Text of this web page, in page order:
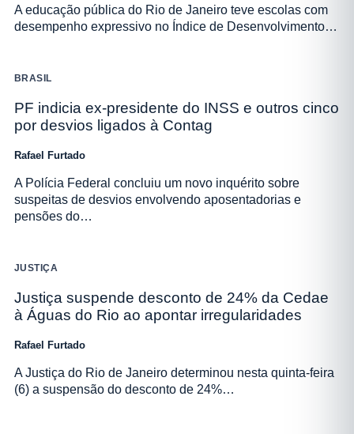
A educação pública do Rio de Janeiro teve escolas com
desempenho expressivo no Índice de Desenvolvimento…
BRASIL
PF indicia ex-presidente do INSS e outros cinco
por desvios ligados à Contag
Rafael Furtado
A Polícia Federal concluiu um novo inquérito sobre
suspeitas de desvios envolvendo aposentadorias e
pensões do…
JUSTIÇA
Justiça suspende desconto de 24% da Cedae
à Águas do Rio ao apontar irregularidades
Rafael Furtado
A Justiça do Rio de Janeiro determinou nesta quinta-feira
(6) a suspensão do desconto de 24%…